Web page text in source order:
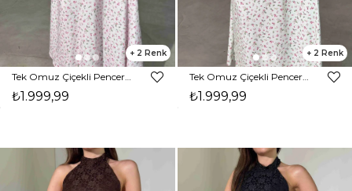
2
₺1.999,99
2
Tek Omuz Çiçekli Pencere Detaylı Maxi Yeşil Yahir Kadın Elbise 26Y455
₺1.999,99